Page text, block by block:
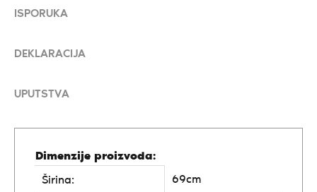
ISPORUKA
DEKLARACIJA
UPUTSTVA
Dimenzije proizvoda:
Širina:
69cm